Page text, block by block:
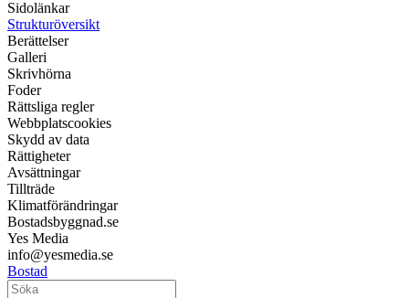
Sidolänkar
Strukturöversikt
Berättelser
Galleri
Skrivhörna
Foder
Rättsliga regler
Webbplatscookies
Skydd av data
Rättigheter
Avsättningar
Tillträde
Klimatförändringar
Bostadsbyggnad.se
Yes Media
info@yesmedia.se
Bostad